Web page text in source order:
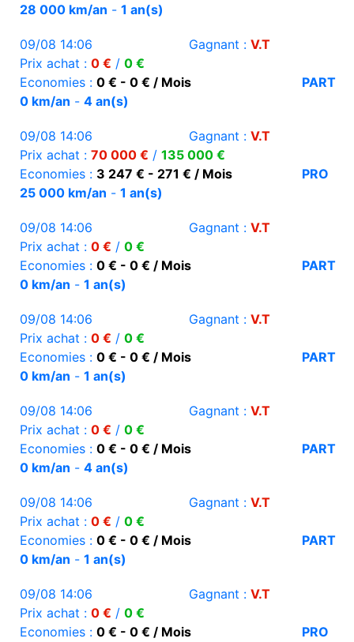
28 000 km/an - 1 an(s)
09/08 14:06 Gagnant : V.T
Prix achat : 0 € / 0 €
Economies : 0 € - 0 € / Mois
PART
0 km/an - 4 an(s)
09/08 14:06 Gagnant : V.T
Prix achat : 70 000 € / 135 000 €
Economies : 3 247 € - 271 € / Mois
PRO
25 000 km/an - 1 an(s)
09/08 14:06 Gagnant : V.T
Prix achat : 0 € / 0 €
Economies : 0 € - 0 € / Mois
PART
0 km/an - 1 an(s)
09/08 14:06 Gagnant : V.T
Prix achat : 0 € / 0 €
Economies : 0 € - 0 € / Mois
PART
0 km/an - 1 an(s)
09/08 14:06 Gagnant : V.T
Prix achat : 0 € / 0 €
Economies : 0 € - 0 € / Mois
PART
0 km/an - 4 an(s)
09/08 14:06 Gagnant : V.T
Prix achat : 0 € / 0 €
Economies : 0 € - 0 € / Mois
PART
0 km/an - 1 an(s)
09/08 14:06 Gagnant : V.T
Prix achat : 0 € / 0 €
Economies : 0 € - 0 € / Mois PRO